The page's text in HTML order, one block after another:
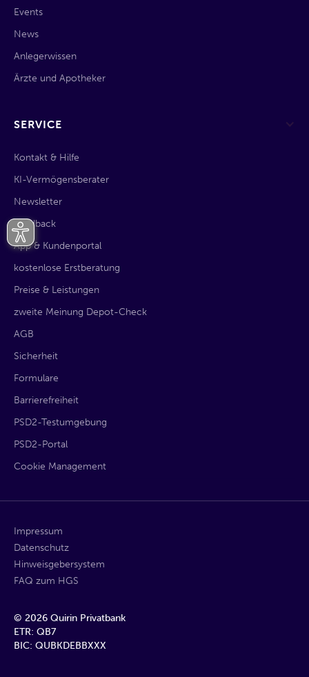
Events
News
Anlegerwissen
Ärzte und Apotheker
SERVICE
Kontakt & Hilfe
KI-Vermögensberater
Newsletter
Feedback
App & Kundenportal
kostenlose Erstberatung
Preise & Leistungen
zweite Meinung Depot-Check
AGB
Sicherheit
Formulare
Barrierefreiheit
PSD2-Testumgebung
PSD2-Portal
Cookie Management
© 2026 Quirin Privatbank
ETR: QB7
BIC: QUBKDEBBXXX
Impressum
Datenschutz
Hinweisgebersystem
FAQ zum HGS